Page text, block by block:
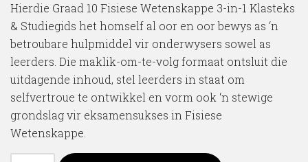
Hierdie Graad 10 Fisiese Wetenskappe 3-in-1 Klasteks
& Studiegids het homself al oor en oor bewys as ‘n
betroubare hulpmiddel vir onderwysers sowel as
leerders. Die maklik-om-te-volg formaat ontsluit die
uitdagende inhoud, stel leerders in staat om
selfvertroue te ontwikkel en vorm ook ‘n stewige
grondslag vir eksamensukses in Fisiese
Wetenskappe.